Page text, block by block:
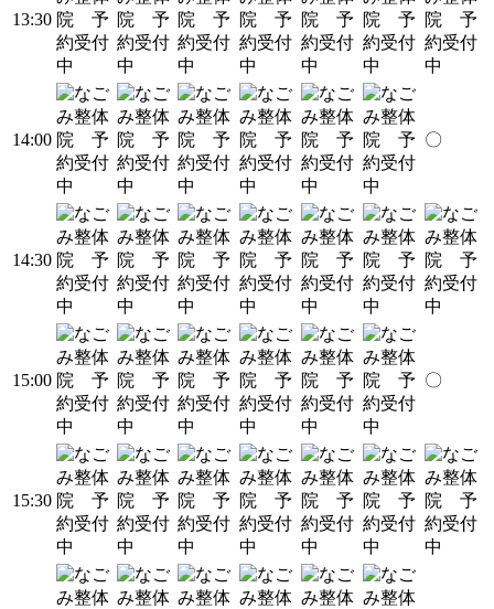
13:30
14:00 〇
14:30
15:00 〇
15:30